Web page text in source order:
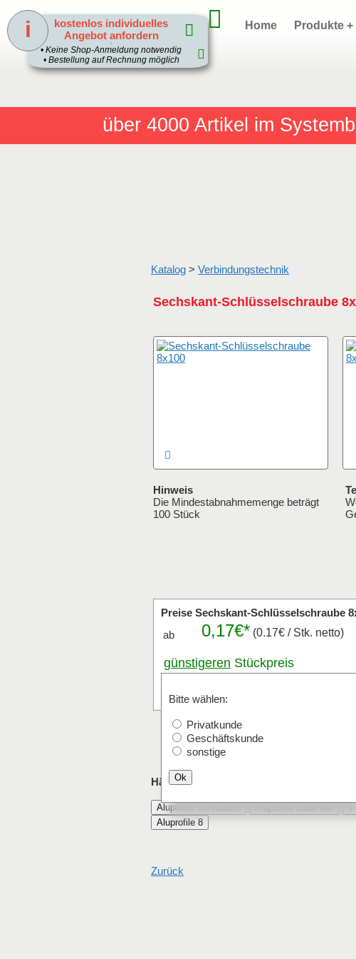
über 4000 Artikel im
Home Produkte +
Katalog > Verbindungstechnik
Sechskant-Schlüsselschraube
Hinweis
Die Mindestabnahmemenge beträgt
100 Stück
Preise Sechskant-Schlüsselschraube
Bitte wählen:
Privatkunde
Geschäftskunde
sonstige
Ok
ab 0,17€* (0.17€ / Stk. netto)
günstigeren Stückpreis
anfragen
Stk.
Häufig mit Sechskant-Schlüsselschraube
Aluprofile schrauben
Aluprofile 8
Zurück
kostenlos individuelles
Angebot anfordern
1
• Keine Shop-Anmeldung notwendig
• Bestellung auf Rechnung möglich
i